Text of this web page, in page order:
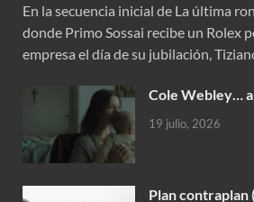
En la secuencia inicial de La última
donde Primo Sossai recibe un Rolex
empresa el día de su jubilación,
Cole Webley…
19 julio, 2026
Plan contraplan